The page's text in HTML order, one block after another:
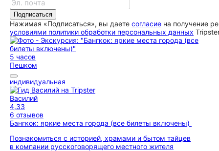
Подписаться
Нажимая «Подписаться», вы даете согласие на получение
условиями политики обработки персональных данных
5 часов
Пешком
индивидуальная
Василий
4,33
6 отзывов
Бангкок: яркие места города (все билеты включены)
Познакомиться с историей, храмами и бытом тайцев
в компании русскоговорящего местного жителя